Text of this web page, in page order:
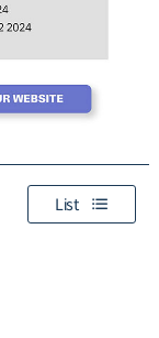
List